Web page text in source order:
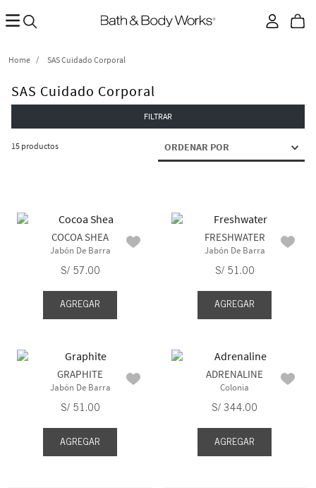
SAS Cuidado Corporal
SAS Cuidado Corporal
FILTRAR
15 productos ORDENAR POR
COCOA SHEA
Jabón De Barra
S/ 57.00
AGREGAR
FRESHWATER
Jabón De Barra
S/ 51 .00
AGREGAR
GRAPHITE
Jabón De Barra
S/ 51.00
AGREGAR
ADRENALINE
Colonia
S/ 344.00
AGREGAR